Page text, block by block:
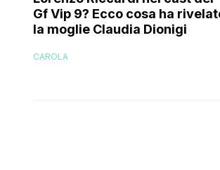
Gf Vip 9? Ecco cosa ha
la moglie Claudia Dionigi
CAROLA